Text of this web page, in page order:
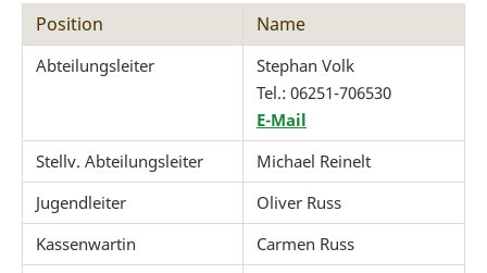
Position Name
Abteilungsleiter
Stephan Volk
Tel.: 06251-706530
E-Mail
Stellv. Abteilungsleiter
Michael Reinelt
Jugendleiter
Oliver Russ
Kassenwartin
Carmen Russ